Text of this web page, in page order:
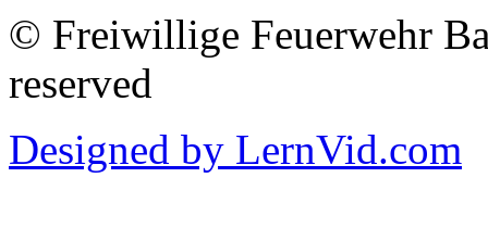
© Freiwillige Feuerwehr
reserved
Designed by LernVid.com